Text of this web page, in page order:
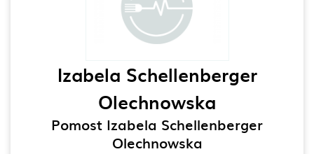
Izabela Schellenberger
Olechnowska
Pomost Izabela Schellenberger
Olechnowska